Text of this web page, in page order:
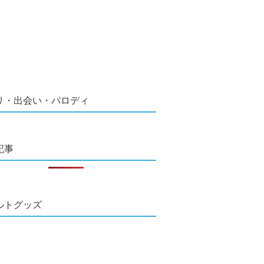
・出会い・パロディ
事
トグッズ